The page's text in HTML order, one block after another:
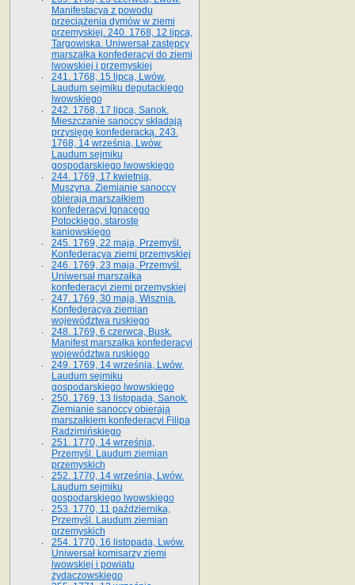
Manifestacya z powodu
przeciążenia dymów w ziemi
przemyskiej. 240. 1768, 12 lipca,
Targowiska. Uniwersał zastępcy
marszałka konfederacyi do ziemi
lwowskiej i przemyskiej
241. 1768, 15 lipca, Lwów.
Laudum sejmiku deputackiego
lwowskiego
242. 1768, 17 lipca, Sanok.
Mieszczanie sanoccy składają
przysięgę konfederacką. 243.
1768, 14 września, Lwów.
Laudum sejmiku
gospodarskiego lwowskiego
244. 1769, 17 kwietnia,
Muszyna. Ziemianie sanoccy
obierają marszałkiem
konfederacyi Ignacego
Potockiego, starostę
kaniowskiego
245. 1769, 22 maja, Przemyśl.
Konfederacya ziemi przemyskiej
246. 1769, 23 maja, Przemyśl.
Uniwersał marszałka
konfederacyi ziemi przemyskiej
247. 1769, 30 maja, Wisznia.
Konfederacya ziemian
województwa ruskiego
248. 1769, 6 czerwca, Busk.
Manifest marszałka konfederacyi
województwa ruskiego
249. 1769, 14 września, Lwów.
Laudum sejmiku
gospodarskiego lwowskiego
250. 1769, 13 listopada, Sanok.
Ziemianie sanoccy obierają
marszałkiem konfederacyi Filipa
Radzimińskiego
251. 1770, 14 września,
Przemyśl. Laudum ziemian
przemyskich
252. 1770, 14 września, Lwów.
Laudum sejmiku
gospodarskiego lwowskiego
253. 1770, 11 października,
Przemyśl. Laudum ziemian
przemyskich
254. 1770, 16 listopada, Lwów.
Uniwersał komisarzy ziemi
lwowskiej i powiatu
żydaczowskiego